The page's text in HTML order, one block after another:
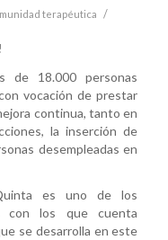
terapéutica /
de 18.000 personas
vocación de prestar
continua, tanto en
la inserción de
desempleadas en
es uno de los
con los que cuenta
se desarrolla en este